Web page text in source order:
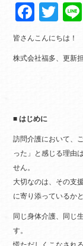
Fa
ce
bo
ok
T
wi
tte
r
皆さんこんにちは！
株式会社福多、更新
■ はじめに
訪問介護において、
った」と感じる理由
せん。
大切なのは、その支
に寄り添っているか
同じ身体介護、同じ
す。